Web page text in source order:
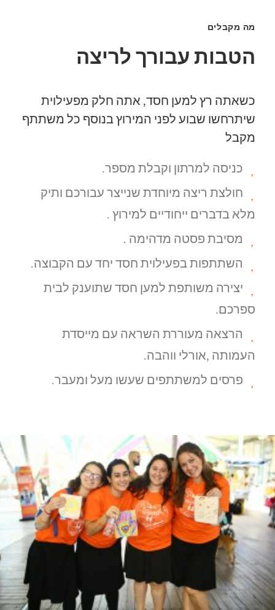
מה מקבלים
הטבות עבורך לריצה
כשאתה רץ למען חסד, אתה חלק מפעילוית
שיתרחשו שבוע לפני המירוץ בנוסף כל משתתף
מקבל
כניסה למרתון וקבלת מספר.
חולצת ריצה מיוחדת שנייצר עבורכם ותיק
מלא בדברים ייחודיים למירוץ .
מסיבת פסטה מדהימה .
השתתפות בפעילוית חסד יחד עם הקבוצה.
יצירה משותפת למען חסד שתוענק לבית
ספרכם.
הרצאה מעוררת השראה עם מייסדת
העמותה ,אורלי ווהבה.
פרסים למשתתפים שעשו מעל ומעבר.